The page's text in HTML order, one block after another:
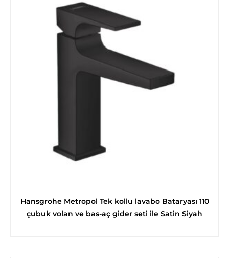
Hansgrohe Metropol Tek kollu lavabo Bataryası 110
çubuk volan ve bas-aç gider seti ile Satin Siyah